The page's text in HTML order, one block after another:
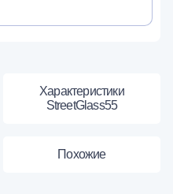
Характеристики
StreetGlass55
Похожие